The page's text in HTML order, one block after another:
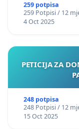
259 potpisa
259 Potpisi / 12
4 Oct 2025
PETICIJA ZA
248 potpisa
248 Potpisi / 12
15 Oct 2025